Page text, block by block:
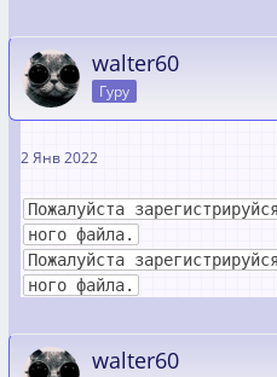
walter60
Гуру
2 Янв 2022
Пожалуйста
ного файла.
Пожалуйста
ного файла.
walter60